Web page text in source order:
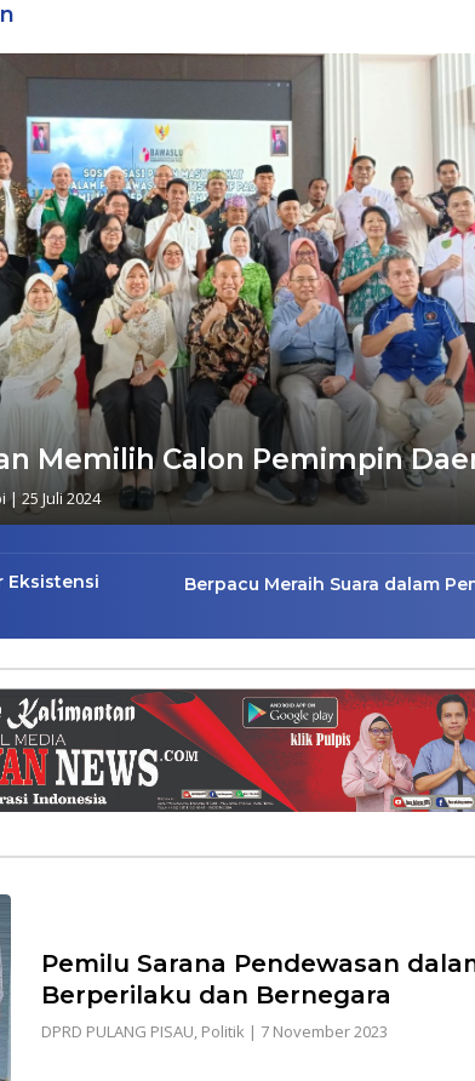
Memilih Calon Pemimpin
| 25 Juli 2024
Eksistensi
Berpacu Meraih Suara dalam
Pemilu Sarana Pendewasan
Berperilaku dan Bernegara
DPRD PULANG PISAU, Politik | 7 November 2023